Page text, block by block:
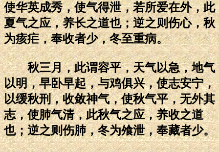
使华英成秀，使气得泄，若所爱在外，此
夏气之应，养长之道也；逆之则伤心，秋
为痎疟，奉收者少，冬至重病。
秋三月，此谓容平，天气以急，地气
以明，早卧早起，与鸡俱兴，使志安宁，
以缓秋刑，收敛神气，使秋气平，无外其
志，使肺气清，此秋气之应，养收之道
也；逆之则伤肺，冬为飧泄，奉藏者少。